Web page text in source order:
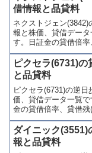
(注意喚起・申込停止)
り関連情報を集計し、
かりやすくまとめて
ます。
借情報と品貸料
ネクストジェン(3842)
報と株価、貸借データ
す。日証金の貸借倍率
(信用買残、信用売残)
(逆日歩)、東証の週末
(注意喚起・申込停止)
り関連情報を集計し、
かりやすくまとめて
ます。
ピクセラ(6731)の
と品貸料
ピクセラ(6731)の逆日
価、貸借データ一覧
金の貸借倍率、貸借残
残、信用売残)、品貸
歩)、東証の週末残高
喚起・申込停止)など、
連情報を集計し、図解
ダイニック(3551)
報と品貸料